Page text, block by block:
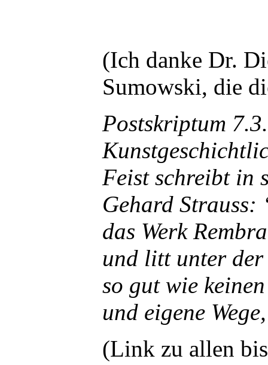
(Ich danke Dr.
Sumowski, die
Postskriptum
Feist schreibt in
Gehard Strauss:
das Werk
und litt unter der
so gut wie
und eigene
(Link zu allen